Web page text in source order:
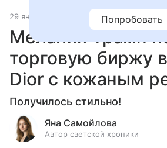
29 января 2026 Леди Mail Светская
Мелания Трамп
торговую биржу
Dior с кожаным
Получилось стильно!
Яна Самойлова
Автор светской хроники
Попробовать